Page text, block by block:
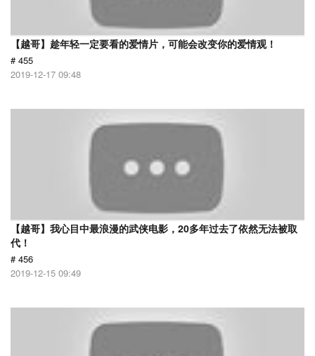
【越哥】趁年轻一定要看的爱情片，可能会改变你的爱情观！
# 455
2019-12-17 09:48
【越哥】我心目中最浪漫的武侠电影，20多年过去了依然无法被取
代！
# 456
2019-12-15 09:49